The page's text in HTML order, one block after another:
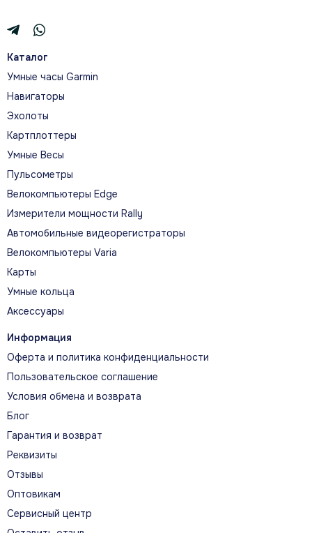
Каталог
Умные часы Garmin
Навигаторы
Эхолоты
Картплоттеры
Умные Весы
Пульсометры
Велокомпьютеры Edge
Измерители мощности Rally
Автомобильные видеорегистраторы
Велокомпьютеры Varia
Карты
Умные кольца
Аксессуары
Информация
Оферта и политика конфиденциальности
Пользовательское соглашение
Условия обмена и возврата
Блог
Гарантия и возврат
Реквизиты
Отзывы
Оптовикам
Сервисный центр